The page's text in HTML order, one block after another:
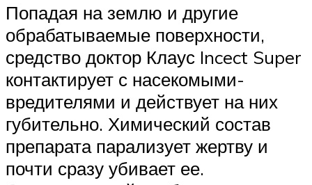
Попадая на землю и другие
обрабатываемые поверхности,
средство доктор Клаус Incect Super
контактирует с насекомыми-
вредителями и действует на них
губительно. Химический состав
препарата парализует жертву и
почти сразу убивает ее.